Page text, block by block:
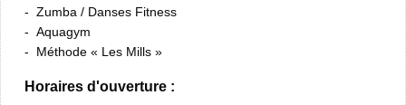
Zumba / Danses Fitness
Aquagym
Méthode « Les Mills »
Horaires d'ouverture :